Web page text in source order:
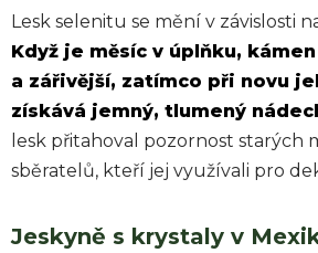
Lesk selenitu se mění v závislosti
Když je měsíc v úplňku,
a zářivější, zatímco při novu
získává jemný, tlumený
lesk přitahoval pozornost starých
sběratelů, kteří jej využívali pro
Jeskyně s krystaly v